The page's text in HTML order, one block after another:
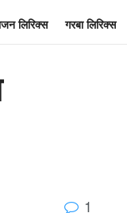
लिरिक्स गरबा लिरिक्स
1